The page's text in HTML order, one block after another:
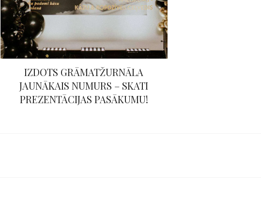
IZDOTS GRĀMATŽURNĀLA
JAUNĀKAIS NUMURS – SKATI
PREZENTĀCIJAS PASĀKUMU!